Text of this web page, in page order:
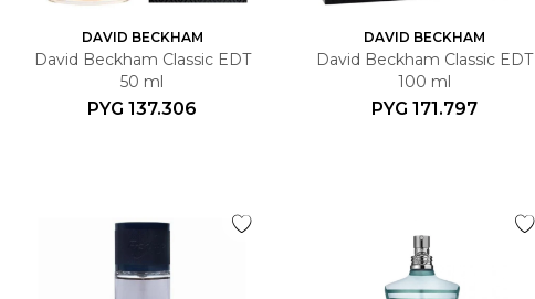
DAVID BECKHAM
David Beckham Classic EDT
50 ml
PYG 137.306
DAVID BECKHAM
David Beckham Classic EDT
100 ml
PYG 171.797